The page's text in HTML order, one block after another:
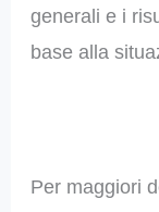
generali e i
base alla
Per maggiori